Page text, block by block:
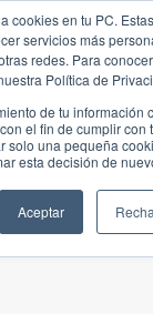
cookies en tu PC.
servicios más
redes. Para
Política de
de tu información
el fin de cumplir con
solo una pequeña
esta decisión de
Aceptar